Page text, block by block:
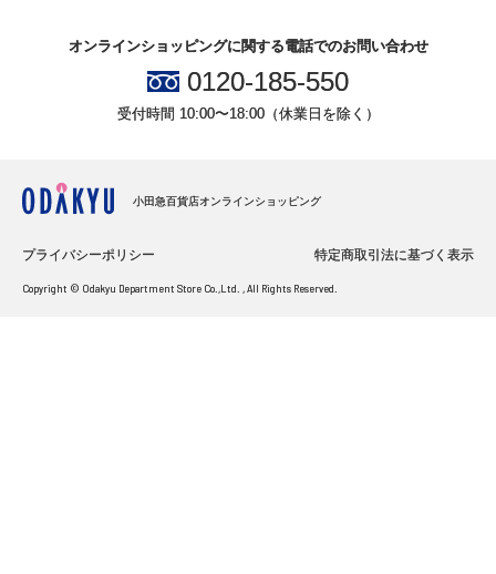
オンラインショッピングに関する電話でのお問い合わせ
0120-185-550
受付時間 10:00〜18:00（休業日を除く）
小田急百貨店オンラインショッピング
プライバシーポリシー 特定商取引法に基づく表示
Copyright © Odakyu Department Store Co.,Ltd. , All Rights Reserved.